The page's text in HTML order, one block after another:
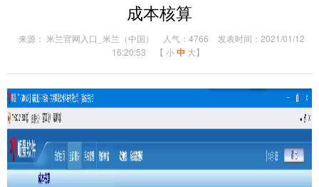
成本核算
来源： 米兰官网入口_米兰（中国） 人气：4766
发表时间：2021/01/12
16:20:53
【 小 中 大】